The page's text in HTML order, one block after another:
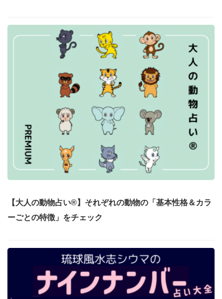
【大人の動物占い®】それぞれの動物の「基本性格＆カラ
ーごとの特徴」をチェック